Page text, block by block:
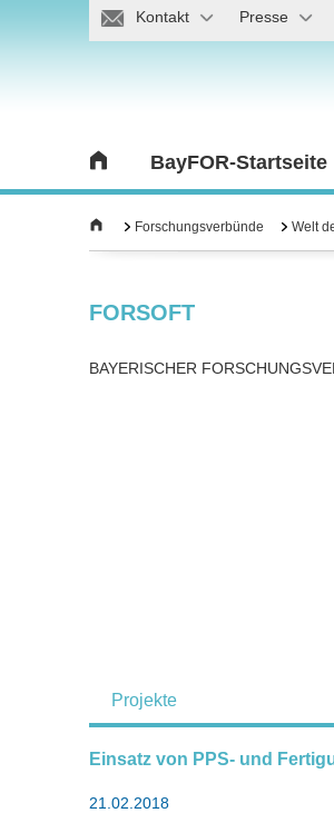
Kontakt Presse
BayFOR-Startseite
Forschungsverbünde Welt
FORSOFT
BAYERISCHER
Projekte
Einsatz von PPS- und
21.02.2018